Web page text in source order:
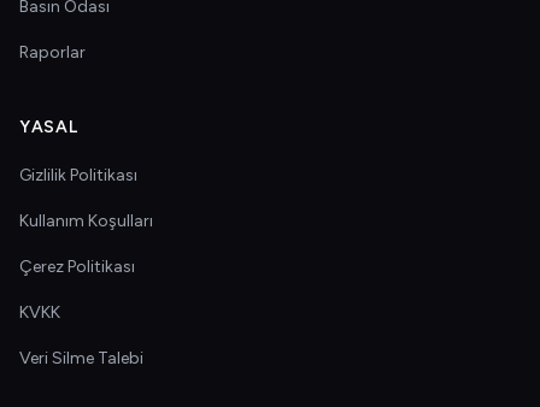
Basın Odası
Raporlar
YASAL
Gizlilik Politikası
Kullanım Koşulları
Çerez Politikası
KVKK
Veri Silme Talebi